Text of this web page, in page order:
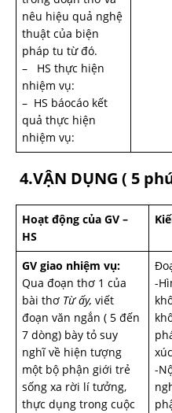
nêu hiệu quả nghệ
thuật của biện
pháp tu từ đó.
– HS thực hiện
nhiệm vụ:
– HS báocáo kết
quả thực hiện
nhiệm vụ:
4.VẬN DỤNG ( 5
Hoạt động của GV –
HS
GV giao nhiệm vụ:
Qua đoạn thơ 1 của
bài thơ Từ ấy, viết
đoạn văn ngắn ( 5 đến
7 dòng) bày tỏ suy
nghĩ về hiện tượng
một bộ phận giới trẻ
sống xa rời lí tưởng,
thực dụng trong cuộc
-
-